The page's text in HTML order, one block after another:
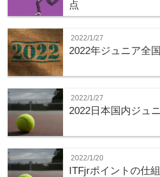
点
2022/1/27
2022年ジュニア全
2022/1/27
2022日本国内ジュ
2022/1/20
ITFjrポイントの仕